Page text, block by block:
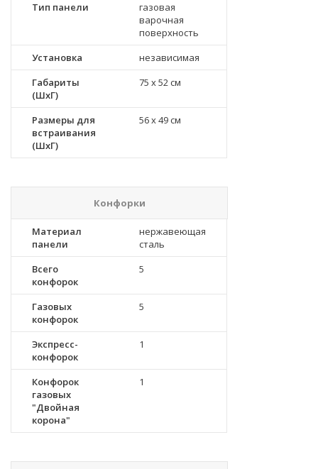
Тип панели
газовая
варочная
поверхность
Установка
независимая
Габариты
(ШхГ)
75 x 52 см
Размеры для
встраивания
(ШхГ)
56 x 49 см
Конфорки
Материал
панели
нержавеющая
сталь
Всего
конфорок
5
Газовых
конфорок
5
Экспресс-
конфорок
1
Конфорок
газовых
"Двойная
корона"
1